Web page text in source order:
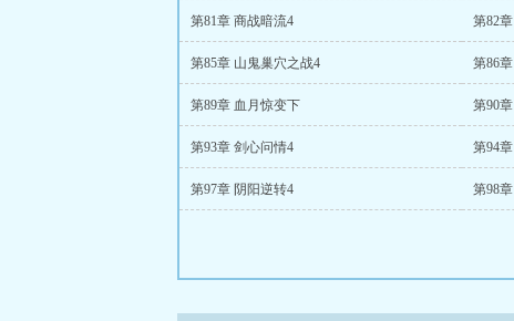
第81章 商战暗流4 第82
第85章 山鬼巢穴之战4 第86
第89章 血月惊变下 第90
第93章 剑心问情4 第94
第97章 阴阳逆转4 第98